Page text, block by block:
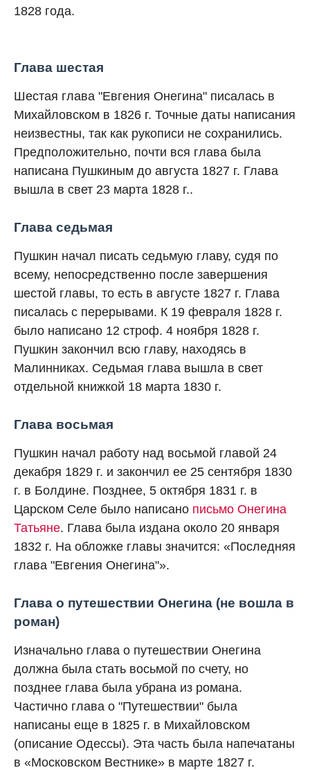
1828 года.
Глава шестая
Шестая глава "Евгения Онегина" писалась в
Михайловском в 1826 г. Точные даты написания
неизвестны, так как рукописи не сохранились.
Предположительно, почти вся глава была
написана Пушкиным до августа 1827 г. Глава
вышла в свет 23 марта 1828 г..
Глава седьмая
Пушкин начал писать седьмую главу, судя по
всему, непосредственно после завершения
шестой главы, то есть в августе 1827 г. Глава
писалась с перерывами. К 19 февраля 1828 г.
было написано 12 строф. 4 ноября 1828 г.
Пушкин закончил всю главу, находясь в
Малинниках. Седьмая глава вышла в свет
отдельной книжкой 18 марта 1830 г.
Глава восьмая
Пушкин начал работу над восьмой главой 24
декабря 1829 г. и закончил ее 25 сентября 1830
г. в Болдине. Позднее, 5 октября 1831 г. в
Царском Селе было написано письмо Онегина
Татьяне. Глава была издана около 20 января
1832 г. На обложке главы значится: «Последняя
глава "Евгения Онегина"».
Глава о путешествии Онегина (не вошла в
роман)
Изначально глава о путешествии Онегина
должна была стать восьмой по счету, но
позднее глава была убрана из романа.
Частично глава о "Путешествии" была
написаны еще в 1825 г. в Михайловском
(описание Одессы). Эта часть была напечатаны
в «Московском Вестнике» в марте 1827 г.